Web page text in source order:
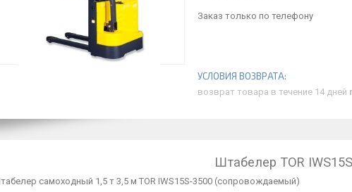
Заказ только по телефону
возврат товара в течение 14 дней
Штабелер TOR
самоходный 1,5 т 3,5 м TOR IWS15S-3500 (сопровождаемый)